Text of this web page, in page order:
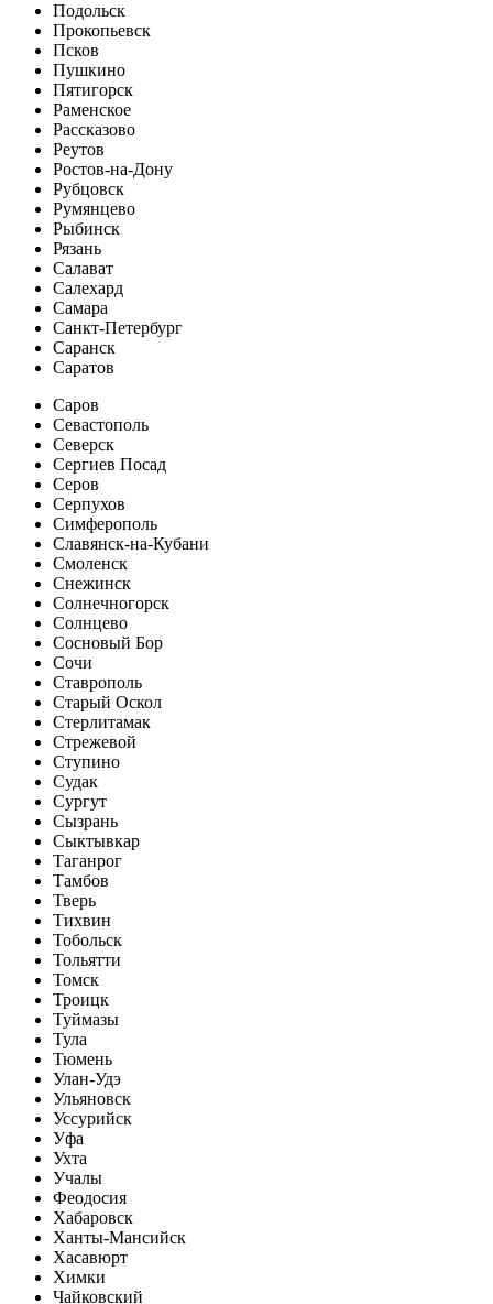
Подольск
Прокопьевск
Псков
Пушкино
Пятигорск
Раменское
Рассказово
Реутов
Ростов-на-Дону
Рубцовск
Румянцево
Рыбинск
Рязань
Салават
Салехард
Самара
Санкт-Петербург
Саранск
Саратов
Саров
Севастополь
Северск
Сергиев Посад
Серов
Серпухов
Симферополь
Славянск-на-Кубани
Смоленск
Снежинск
Солнечногорск
Солнцево
Сосновый Бор
Сочи
Ставрополь
Старый Оскол
Стерлитамак
Стрежевой
Ступино
Судак
Сургут
Сызрань
Сыктывкар
Таганрог
Тамбов
Тверь
Тихвин
Тобольск
Тольятти
Томск
Троицк
Туймазы
Тула
Тюмень
Улан-Удэ
Ульяновск
Уссурийск
Уфа
Ухта
Учалы
Феодосия
Хабаровск
Ханты-Мансийск
Хасавюрт
Химки
Чайковский